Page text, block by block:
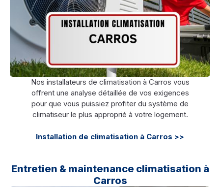
Nos installateurs de climatisation à Carros vous
offrent une analyse détaillée de vos exigences
pour que vous puissiez profiter du système de
climatiseur le plus approprié à votre logement.
Installation de climatisation à Carros >>
Entretien & maintenance climatisation à
Carros